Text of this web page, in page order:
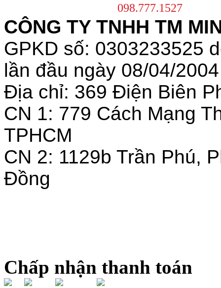
098.777.1527
CÔNG TY TNHH TM
GPKD số: 0303233525
lần đầu ngày 08/04/2004
Địa chỉ: 369 Điện Biên
CN 1: 779 Cách Mạng
TPHCM
CN 2: 1129b Trần Phú,
Đồng
Chấp nhận thanh toán